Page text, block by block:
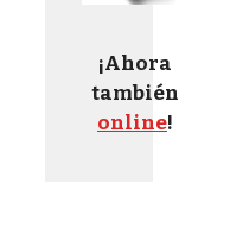
¡Ahora
también
online!